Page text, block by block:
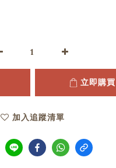
立即購買
加入追蹤清單